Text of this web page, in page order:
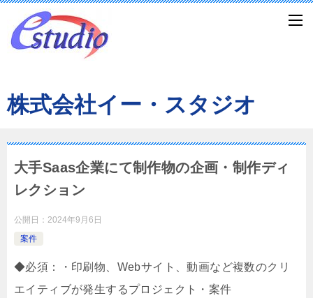
株式会社イー・スタジオ
大手Saas企業にて制作物の企画・制作ディ
レクション
公開日： 2024年9月6日
案件
◆必須：・印刷物、Webサイト、動画など複数のクリ
エイティブが発生するプロジェクト・案件